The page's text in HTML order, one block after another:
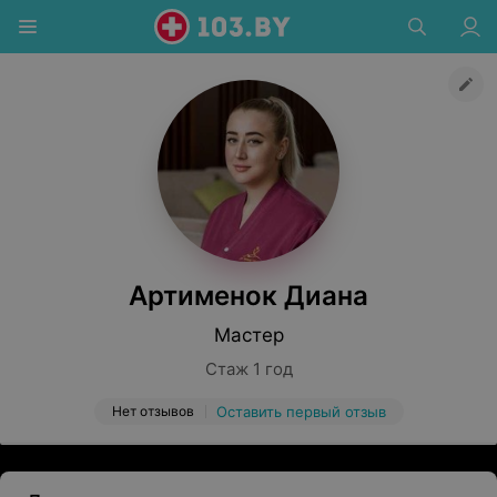
Артименок Диана
Мастер
Стаж 1 год
Нет отзывов Оставить первый отзыв